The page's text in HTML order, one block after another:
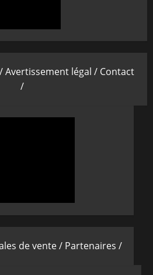
Avertissement légal / Contact
/
de vente / Partenaires /